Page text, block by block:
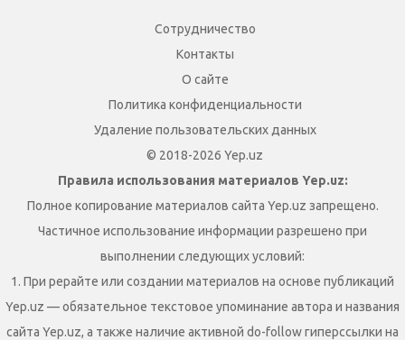
Сотрудничество
Контакты
О сайте
Политика конфиденциальности
Удаление пользовательских данных
© 2018-2026 Yep.uz
Правила использования материалов Yep.uz:
Полное копирование материалов сайта Yep.uz запрещено.
Частичное использование информации разрешено при
выполнении следующих условий:
1. При рерайте или создании материалов на основе публикаций
Yep.uz — обязательное текстовое упоминание автора и названия
сайта Yep.uz, а также наличие активной do-follow гиперссылки на